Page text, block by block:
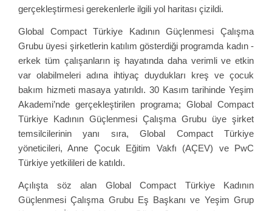
gerçekleştirmesi gerekenlerle ilgili yol haritası çizildi.
Global Compact Türkiye Kadının Güçlenmesi Çalışma
Grubu üyesi şirketlerin katılım gösterdiği programda kadın -
erkek tüm çalışanların iş hayatında daha verimli ve etkin
var olabilmeleri adına ihtiyaç duydukları kreş ve çocuk
bakım hizmeti masaya yatırıldı. 30 Kasım tarihinde Yeşim
Akademi’nde gerçekleştirilen programa; Global Compact
Türkiye Kadının Güçlenmesi Çalışma Grubu üye şirket
temsilcilerinin yanı sıra, Global Compact Türkiye
yöneticileri, Anne Çocuk Eğitim Vakfı (AÇEV) ve PwC
Türkiye yetkilileri de katıldı.
Açılışta söz alan Global Compact Türkiye Kadının
Güçlenmesi Çalışma Grubu Eş Başkanı ve Yeşim Grup